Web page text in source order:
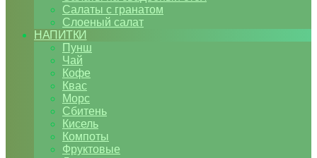
Салаты с гранатом
Слоеный салат
НАПИТКИ
Пунш
Чай
Кофе
Квас
Морс
Сбитень
Кисель
Компоты
Фруктовые